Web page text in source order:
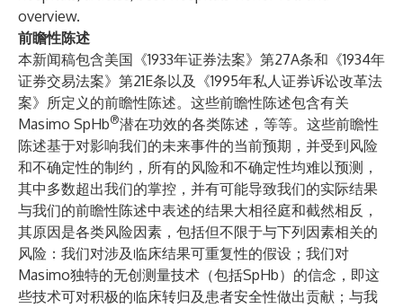
overview.
前瞻性陈述
本新闻稿包含美国《1933年证券法案》第27A条和《1934年
证券交易法案》第21E条以及《1995年私人证券诉讼改革法
案》所定义的前瞻性陈述。这些前瞻性陈述包含有关
Masimo SpHb®潜在功效的各类陈述，等等。这些前瞻性
陈述基于对影响我们的未来事件的当前预期，并受到风险
和不确定性的制约，所有的风险和不确定性均难以预测，
其中多数超出我们的掌控，并有可能导致我们的实际结果
与我们的前瞻性陈述中表述的结果大相径庭和截然相反，
其原因是各类风险因素，包括但不限于与下列因素相关的
风险：我们对涉及临床结果可重复性的假设；我们对
Masimo独特的无创测量技术（包括SpHb）的信念，即这
些技术可对积极的临床转归及患者安全性做出贡献；与我